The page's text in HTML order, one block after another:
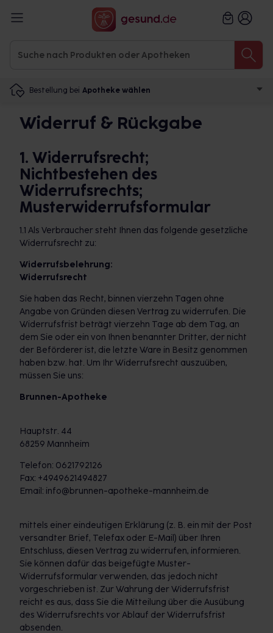
Bestellung bei Apotheke wählen
Widerruf & Rückgabe
1. Widerrufsrecht;
Nichtbestehen des
Widerrufsrechts;
Musterwiderrufsformular
1.1 Als Verbraucher steht Ihnen das folgende gesetzliche
Widerrufsrecht zu:
Widerrufsbelehrung:
Widerrufsrecht
Sie haben das Recht, binnen vierzehn Tagen ohne
Angabe von Gründen diesen Vertrag zu widerrufen. Die
Widerrufsfrist beträgt vierzehn Tage ab dem Tag, an
dem Sie oder ein von Ihnen benannter Dritter, der nicht
der Beförderer ist, die letzte Ware in Besitz genommen
haben bzw. hat. Um Ihr Widerrufsrecht auszuüben,
müssen Sie uns:
Brunnen-Apotheke
Hauptstr. 44
68259 Mannheim
Telefon: 0621792126
Fax: +4949621494827
Email: info@brunnen-apotheke-mannheim.de
mittels einer eindeutigen Erklärung (z. B. ein mit der Post
versandter Brief, Telefax oder E-Mail) über Ihren
Entschluss, diesen Vertrag zu widerrufen, informieren.
Sie können dafür das beigefügte Muster-
Widerrufsformular verwenden, das jedoch nicht
vorgeschrieben ist. Zur Wahrung der Widerrufsfrist
reicht es aus, dass Sie die Mitteilung über die Ausübung
des Widerrufsrechts vor Ablauf der Widerrufsfrist
absenden.